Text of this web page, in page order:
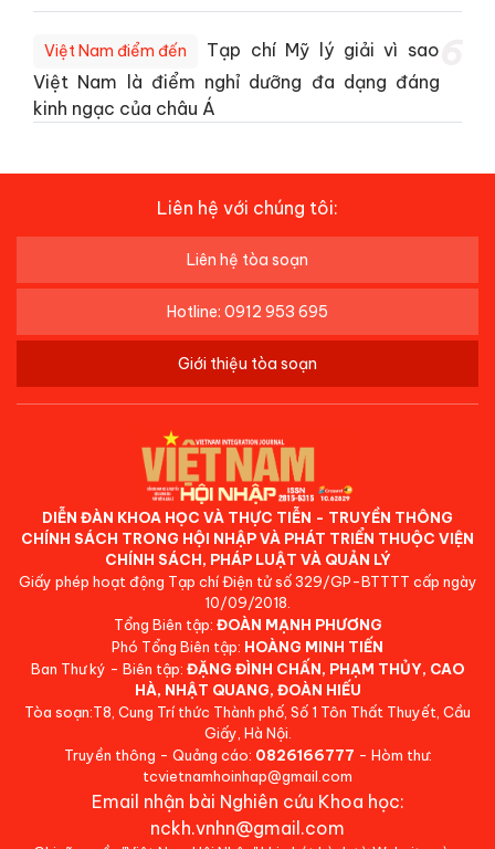
Việt Nam điểm đến
Tạp chí Mỹ lý giải vì sao
Việt Nam là điểm nghỉ dưỡng đa dạng đáng
kinh ngạc của châu Á
Liên hệ với chúng tôi:
Liên hệ tòa soạn
Hotline: 0912 953 695
Giới thiệu tòa soạn
DIỄN ĐÀN KHOA HỌC VÀ THỰC TIỄN - TRUYỀN THÔNG
CHÍNH SÁCH TRONG HỘI NHẬP VÀ PHÁT TRIỂN THUỘC VIỆN
CHÍNH SÁCH, PHÁP LUẬT VÀ QUẢN LÝ
Giấy phép hoạt động Tạp chí Điện tử số 329/GP-BTTTT cấp ngày
10/09/2018.
Tổng Biên tập: ĐOÀN MẠNH PHƯƠNG
Phó Tổng Biên tập: HOÀNG MINH TIẾN
Ban Thư ký - Biên tập: ĐẶNG ĐÌNH CHẤN, PHẠM THỦY, CAO
HÀ, NHẬT QUANG, ĐOÀN HIẾU
Tòa soạn:T8, Cung Trí thức Thành phố, Số 1 Tôn Thất Thuyết, Cầu
Giấy, Hà Nội.
Truyền thông - Quảng cáo: 0826166777 - Hòm thư:
tcvietnamhoinhap@gmail.com
Email nhận bài Nghiên cứu Khoa học:
nckh.vnhn@gmail.com